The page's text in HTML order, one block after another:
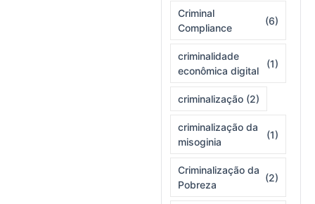
Criminal
Compliance
(6)
criminalidade
econômica digital
(1)
criminalização (2)
criminalização da
misoginia
(1)
Criminalização da
Pobreza
(2)